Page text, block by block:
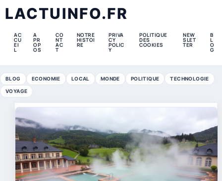
LACTUINFO.FR
AC
CU
EI
L
A
PR
OP
OS
CO
NT
AC
T
NOTRE
HISTOI
RE
PRIVA
CY
POLIC
Y
POLITIQUE
DES
COOKIES
NEW
SLET
TER
B
L
O
G
BLOG ECONOMIE LOCAL MONDE POLITIQUE TECHNOLOGIE
VOYAGE